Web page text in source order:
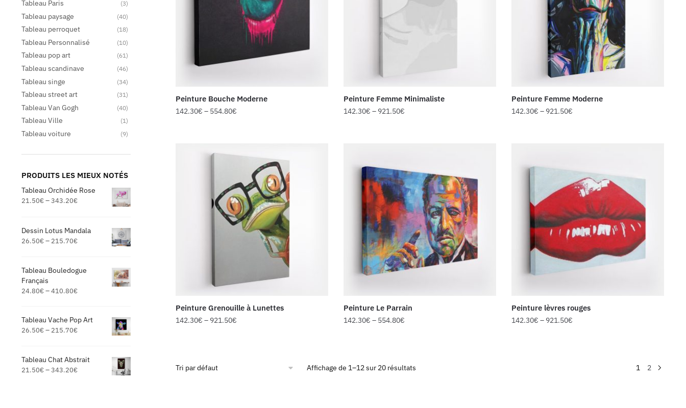
Peinture Bouche Moderne
142.30€ – 554.80€
Peinture Femme Minimaliste
142.30€ – 921.50€
Peinture Femme Moderne
142.30€ – 921.50€
Peinture Grenouille à Lunettes
142.30€ – 921.50€
Peinture Le Parrain
142.30€ – 554.80€
Peinture lèvres rouges
142.30€ – 921.50€
Affichage de 1–12 sur 20 résultats 1 2
Tableau Paris (3)
Tableau paysage (40)
Tableau perroquet (18)
Tableau Personnalisé (10)
Tableau pop art (61)
Tableau scandinave (46)
Tableau singe (34)
Tableau street art (31)
Tableau Van Gogh (40)
Tableau Ville (1)
Tableau voiture (9)
PRODUITS LES MIEUX NOTÉS
Tableau Orchidée Rose
21.50€–343.20€
Dessin Lotus Mandala
26.50€– 215.70€
Tableau Bouledogue
Français
24.80€–410.80€
Tableau Vache Pop Art
26.50€– 215.70€
Tableau Chat Abstrait
21.50€–343.20€